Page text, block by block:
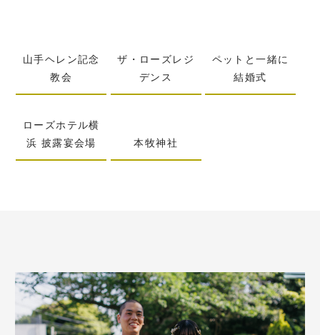
山手ヘレン記念
教会
ザ・ローズレジ
デンス
ペットと一緒に
結婚式
ローズホテル横
浜 披露宴会場
本牧神社